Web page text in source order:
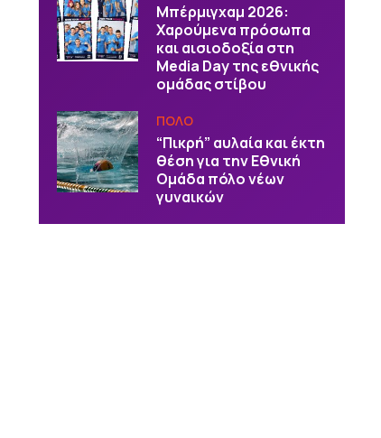
Μπέρμιγχαμ 2026:
Χαρούμενα πρόσωπα
και αισιοδοξία στη
Media Day της εθνικής
ομάδας στίβου
ΠΟΛΟ
“Πικρή” αυλαία και έκτη
θέση για την Εθνική
Ομάδα πόλο νέων
γυναικών